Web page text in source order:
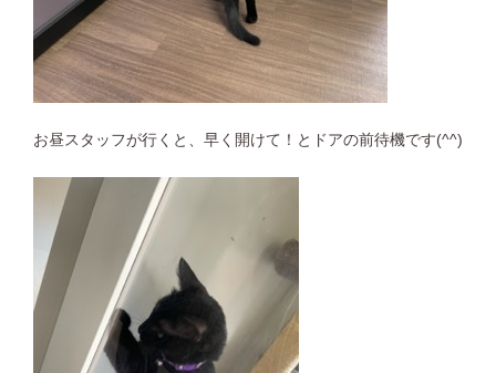
お昼スタッフが行くと、早く開けて！とドアの前待機です(^^)